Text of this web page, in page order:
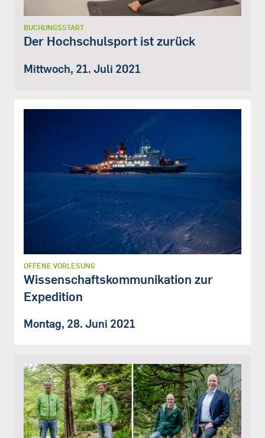
BUCHUNGSSTART
Der Hochschulsport ist zurück
Mittwoch, 21. Juli 2021
OFFENE VORLESUNG
Wissenschaftskommunikation zur
Expedition
Montag, 28. Juni 2021